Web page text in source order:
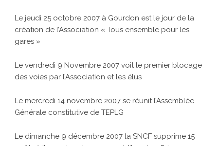
Le jeudi 25 octobre 2007 à Gourdon est le jour de la
création de l’Association « Tous ensemble pour les
gares »
Le vendredi 9 Novembre 2007 voit le premier blocage
des voies par l’Association et les élus
Le mercredi 14 novembre 2007 se réunit l’Assemblée
Générale constitutive de TEPLG
Le dimanche 9 décembre 2007 la SNCF supprime 15